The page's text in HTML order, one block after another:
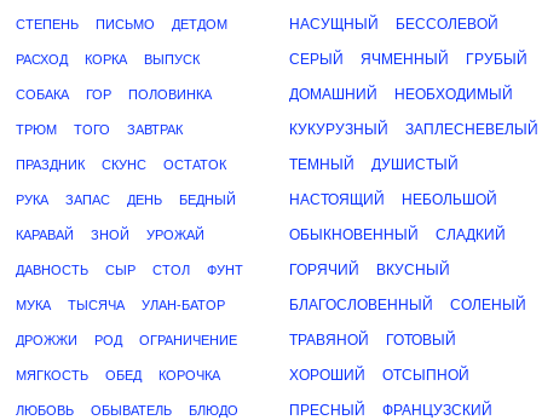
СТЕПЕНЬ ПИСЬМО ДЕТДОМ
РАСХОД КОРКА ВЫПУСК
СОБАКА ГОР ПОЛОВИНКА
ТРЮМ ТОГО ЗАВТРАК
ПРАЗДНИК СКУНС ОСТАТОК
РУКА ЗАПАС ДЕНЬ БЕДНЫЙ
КАРАВАЙ ЗНОЙ УРОЖАЙ
ДАВНОСТЬ СЫР СТОЛ ФУНТ
МУКА ТЫСЯЧА УЛАН-БАТОР
ДРОЖЖИ РОД ОГРАНИЧЕНИЕ
МЯГКОСТЬ ОБЕД КОРОЧКА
ЛЮБОВЬ ОБЫВАТЕЛЬ БЛЮДО
НАСУЩНЫЙ БЕССОЛЕВОЙ
СЕРЫЙ ЯЧМЕННЫЙ ГРУБЫЙ
ДОМАШНИЙ НЕОБХОДИМЫЙ
КУКУРУЗНЫЙ ЗАПЛЕСНЕВЕЛЫЙ
ТЕМНЫЙ ДУШИСТЫЙ
НАСТОЯЩИЙ НЕБОЛЬШОЙ
ОБЫКНОВЕННЫЙ СЛАДКИЙ
ГОРЯЧИЙ ВКУСНЫЙ
БЛАГОСЛОВЕННЫЙ СОЛЕНЫЙ
ТРАВЯНОЙ ГОТОВЫЙ
ХОРОШИЙ ОТСЫПНОЙ
ПРЕСНЫЙ ФРАНЦУЗСКИЙ